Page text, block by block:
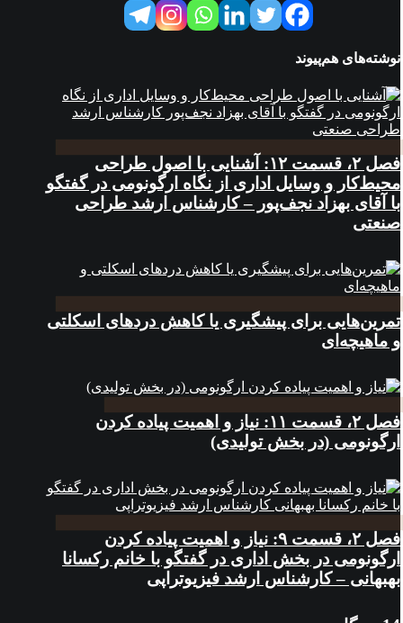
نوشته‌های هم‌پیوند
فصل ۲، قسمت ۱۲: آشنایی با اصول طراحی
محیط‌کار و وسایل اداری از نگاه ارگونومی در گفتگو
با آقای بهزاد نجف‌پور – کارشناس ارشد طراحی
صنعتی
تمرین‌هایی برای پیشگیری یا کاهش دردهای اسکلتی
و ماهیچه‌ای
فصل ۲، قسمت ۱۱: نياز و اهميت پياده کردن
ارگونومی (در بخش توليدی)
فصل ۲، قسمت ۹: نیاز و اهمیت پیاده کردن
ارگونومی در بخش اداری در گفتگو با خانم رکسانا
بهبهانی – کارشناس ارشد فیزیوتراپی